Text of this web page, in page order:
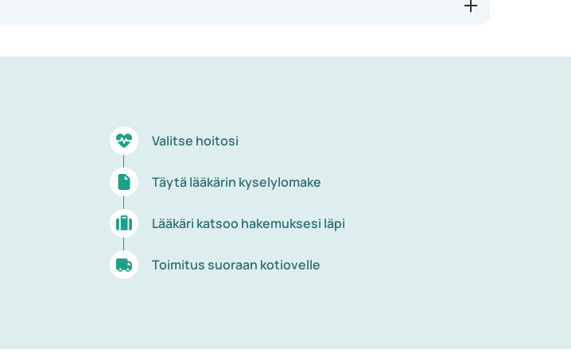
Valitse hoitosi
Täytä lääkärin kyselylomake
Lääkäri katsoo hakemuksesi läpi
Toimitus suoraan kotiovelle